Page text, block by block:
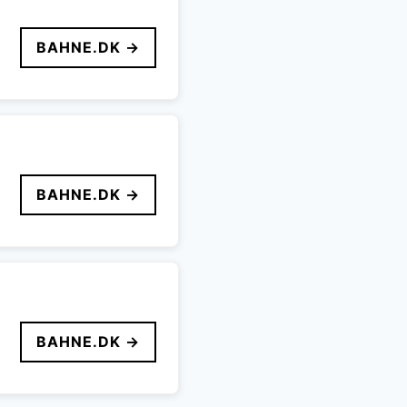
BAHNE.DK →
BAHNE.DK →
BAHNE.DK →